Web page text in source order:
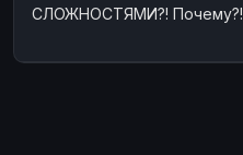
СЛОЖНОСТЯМИ?! Почему?!